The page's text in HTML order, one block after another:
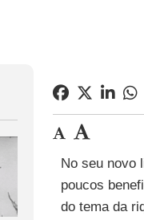
No seu novo
poucos
do tema da